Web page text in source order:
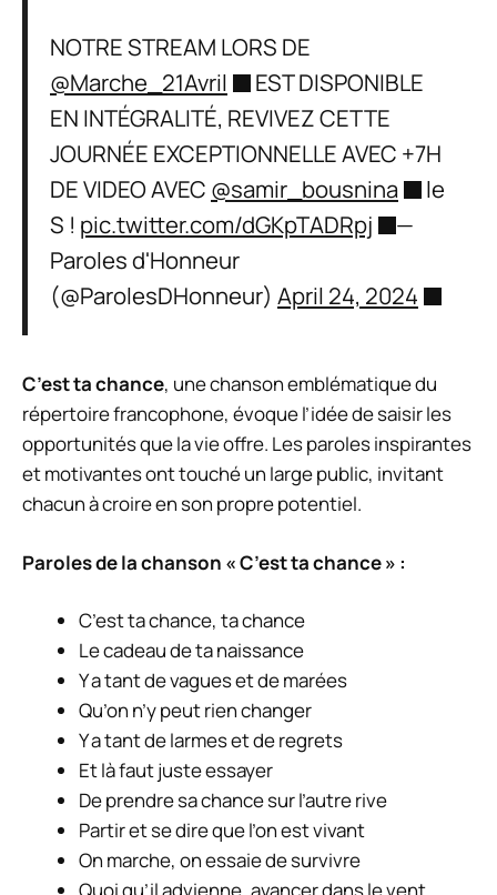
NOTRE STREAM LORS DE
@Marche_21Avril
EST DISPONIBLE
EN INTÉGRALITÉ, REVIVEZ CETTE
JOURNÉE EXCEPTIONNELLE AVEC +7H
DE VIDEO AVEC @samir_bousnina
le
S ! pic.twitter.com/dGKpTADRpj
—
Paroles d'Honneur
(@ParolesDHonneur) April 24, 2024
C’est ta chance, une chanson emblématique du
répertoire francophone, évoque l’idée de saisir les
opportunités que la vie offre. Les paroles inspirantes
et motivantes ont touché un large public, invitant
chacun à croire en son propre potentiel.
Paroles de la chanson « C’est ta chance » :
C’est ta chance, ta chance
Le cadeau de ta naissance
Y a tant de vagues et de marées
Qu’on n’y peut rien changer
Y a tant de larmes et de regrets
Et là faut juste essayer
De prendre sa chance sur l’autre rive
Partir et se dire que l’on est vivant
On marche, on essaie de survivre